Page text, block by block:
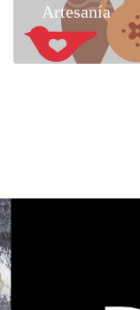
Artesanía